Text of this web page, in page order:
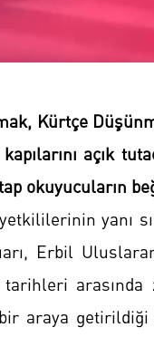
Kürtçe
açık
okuyucuların
yanı
Erbil
araya